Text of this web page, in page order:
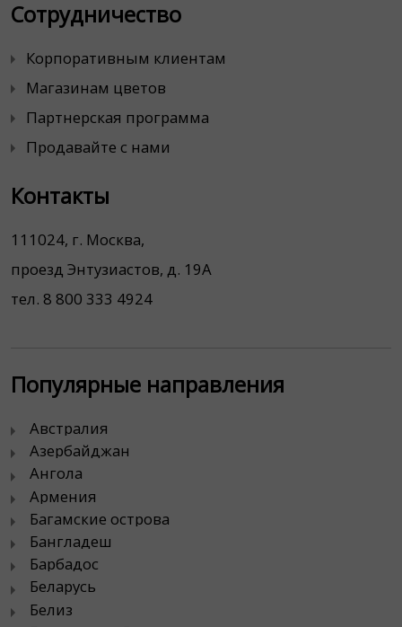
Сотрудничество
Корпоративным клиентам
Магазинам цветов
Партнерская программа
Продавайте с нами
Контакты
111024, г. Москва,
проезд Энтузиастов, д. 19А
тел. 8 800 333 4924
Популярные направления
Австралия
Азербайджан
Ангола
Армения
Багамские острова
Бангладеш
Барбадос
Беларусь
Белиз